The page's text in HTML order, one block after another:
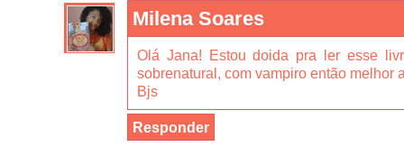
Milena Soares
Olá Jana! Estou doida pra ler esse
sobrenatural, com vampiro então melhor
Bjs
Responder